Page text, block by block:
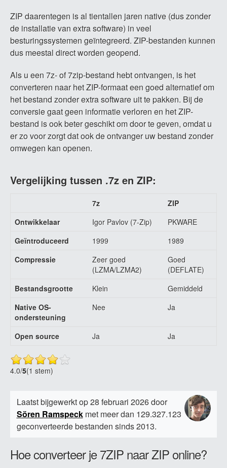
ZIP daarentegen is al tientallen jaren native (dus zonder
de installatie van extra software) in veel
besturingssystemen geïntegreerd. ZIP-bestanden kunnen
dus meestal direct worden geopend.
Als u een 7z- of 7zip-bestand hebt ontvangen, is het
converteren naar het ZIP-formaat een goed alternatief om
het bestand zonder extra software uit te pakken. Bij de
conversie gaat geen informatie verloren en het ZIP-
bestand is ook beter geschikt om door te geven, omdat u
er zo voor zorgt dat ook de ontvanger uw bestand zonder
omwegen kan openen.
Vergelijking tussen .7z en ZIP:
7z
ZIP
Ontwikkelaar
Igor Pavlov (7-Zip)
PKWARE
Geïntroduceerd
1999
1989
Compressie
Zeer goed
(LZMA/LZMA2)
Goed
(DEFLATE)
Bestandsgrootte
Klein
Gemiddeld
Native OS-
ondersteuning
Nee Ja
Open source Ja Ja
4.0/5(1 stem)
Laatst bijgewerkt op 28 februari 2026 door
Sören Ramspeckmet meer dan 129.327.123
geconverteerde bestanden sinds 2013.
Hoe converteer je 7ZIP naar ZIP online?